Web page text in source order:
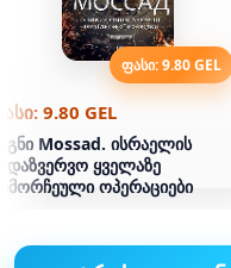
ფასი: 9.80 GEL
9.80 GEL
Mossad. ისრაელის
ყველაზე
ოპერაციები